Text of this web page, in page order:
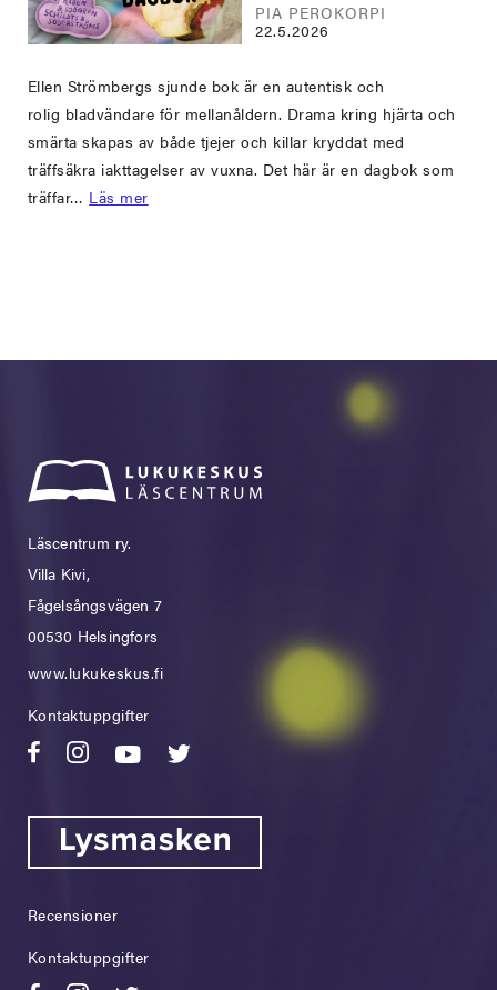
PIA PEROKORPI
22.5.2026
Ellen Strömbergs sjunde bok är en autentisk och
rolig bladvändare för mellanåldern. Drama kring hjärta och
smärta skapas av både tjejer och killar kryddat med
träffsäkra iakttagelser av vuxna. Det här är en dagbok som
träffar… Läs mer
Läscentrum ry.
Villa Kivi,
Fågelsångsvägen 7
00530 Helsingfors
www.lukukeskus.fi
Kontaktuppgifter
Recensioner
Kontaktuppgifter